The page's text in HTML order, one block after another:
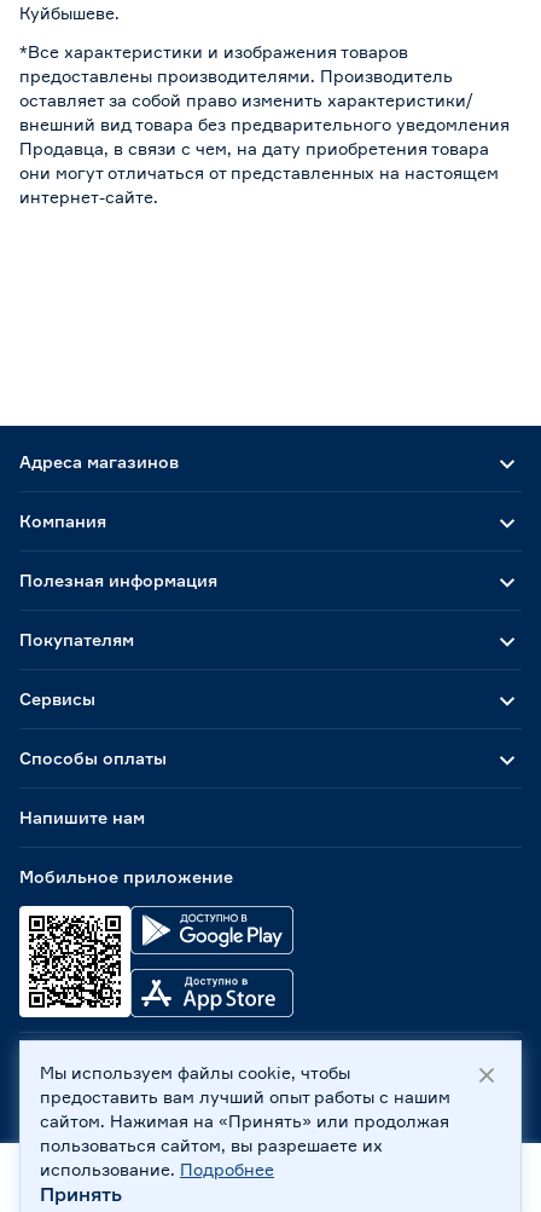
Куйбышеве.
*Все характеристики и изображения товаров
предоставлены производителями. Производитель
оставляет за собой право изменить характеристики/
внешний вид товара без предварительного уведомления
Продавца, в связи с чем, на дату приобретения товара
они могут отличаться от представленных на настоящем
интернет-сайте.
Адреса магазинов
Способы оплаты
Мобильное приложение
Компания
Полезная информация
Покупателям
Сервисы
Напишите нам
ООО «Бауцентр Рус» 2004 -2026, 236029, г. Калининград,
ул. А.Невского, 205. ИНН 7702596813, КПП 390601001 ©
Все права защищены
Политика обработки персональных данных
Правовая информация
Охрана труда
Главная
Мы используем файлы cookie, чтобы
предоставить вам лучший опыт работы с нашим
сайтом. Нажимая на «Принять» или продолжая
пользоваться сайтом, вы разрешаете их
использование. Подробнее
Принять